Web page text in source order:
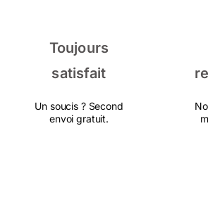
Toujours
satisfait
Un soucis ? Second
envoi gratuit.